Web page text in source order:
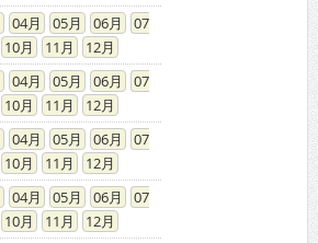
04 05 06
07
10 11
12
04 05 06
07
10 11
12
04 05 06
07
10 11
12
04 05 06
07
10 11
12